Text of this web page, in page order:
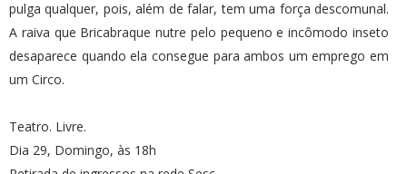
pulga qualquer, pois, além de falar, tem uma força descomunal.
A raiva que Bricabraque nutre pelo pequeno e incômodo inseto
desaparece quando ela consegue para ambos um emprego em
um Circo.
Teatro. Livre.
Dia 29, Domingo, às 18h